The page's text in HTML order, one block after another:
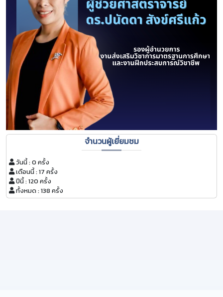
จำนวนผู้เยี่ยมชม
วันนี้ : 0 ครั้ง
เดือนนี้ : 17 ครั้ง
ปีนี้ : 120 ครั้ง
ทั้งหมด : 138 ครั้ง